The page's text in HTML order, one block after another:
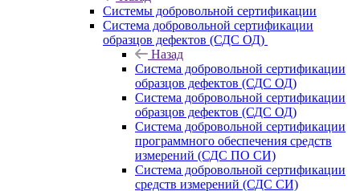
Системы добровольной сертификации
Система добровольной сертификации
образцов дефектов (СДС ОД)
Назад
Система добровольной сертификации
образцов дефектов (СДС ОД)
Система добровольной сертификации
образцов дефектов (СДС ОД)
Система добровольной сертификации
программного обеспечения средств
измерений (СДС ПО СИ)
Система добровольной сертификации
средств измерений (СДС СИ)